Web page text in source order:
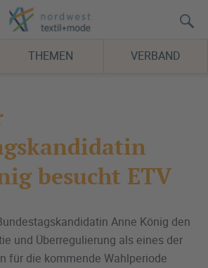
THEMEN VERBAND
besucht ETV
Anne König den
und Überregulierung als eines der
für die kommende Wahlperiode